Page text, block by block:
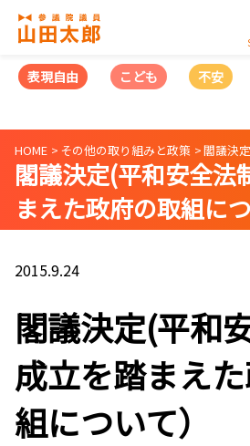
表現自由 こども 不安
HOME その他の取り組みと政策 閣議決
閣議決定(平和安全法
まえた政府の取組につ
2015.9.24
閣議決定(平和
成立を踏まえ
組について）